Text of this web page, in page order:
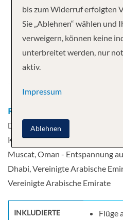
Ihre
7 Nächte
Route
Dubai, Vereinigte Arabische
Khasab, Oman - Entspannung auf
Muscat, Oman - Entspannung
Dhabi, Vereinigte Arabische
Vereinigte Arabische Emirate
INKLUDIERTE
Flüge
bis zum Widerruf erfolgten
Sie „Ablehnen“ wählen und
verweigern, können keine
unterbreitet werden, nur
aktiv.
Impressum
Ablehnen